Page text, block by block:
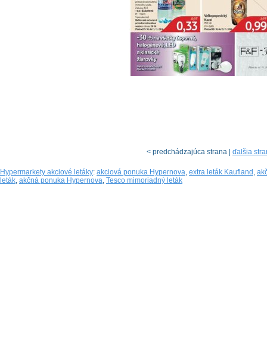
< predchádzajúca strana | ďalšia
Hypermarkety akciové letáky: akciová ponuka Hypernova, extra leták Kaufland ,
leták, akčná ponuka Hypernova, Tesco mimoriadný leták